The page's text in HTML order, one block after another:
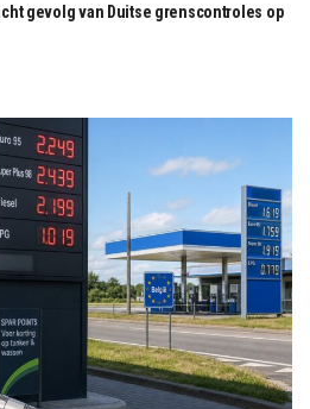
gevolg van Duitse grenscontroles op